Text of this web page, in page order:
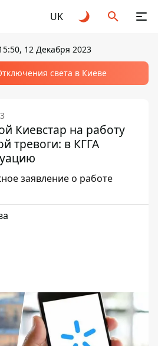
UK
12 Декабря 2023
света в Киеве
Киевстар на работу
тревоги: в КГГА
заявление о работе